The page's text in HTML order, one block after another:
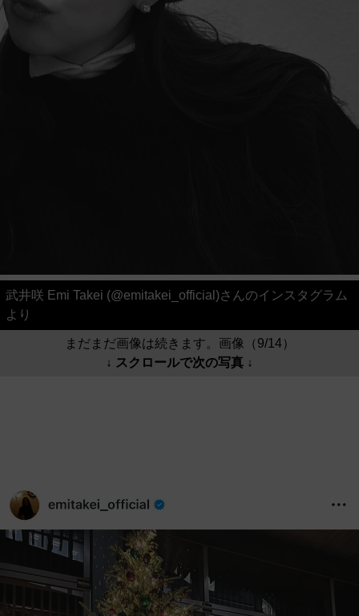
武井咲 Emi Takei (@emitakei_official)さんのインスタグラム
より
まだまだ画像は続きます。画像（9/14）
↓ スクロールで次の写真 ↓